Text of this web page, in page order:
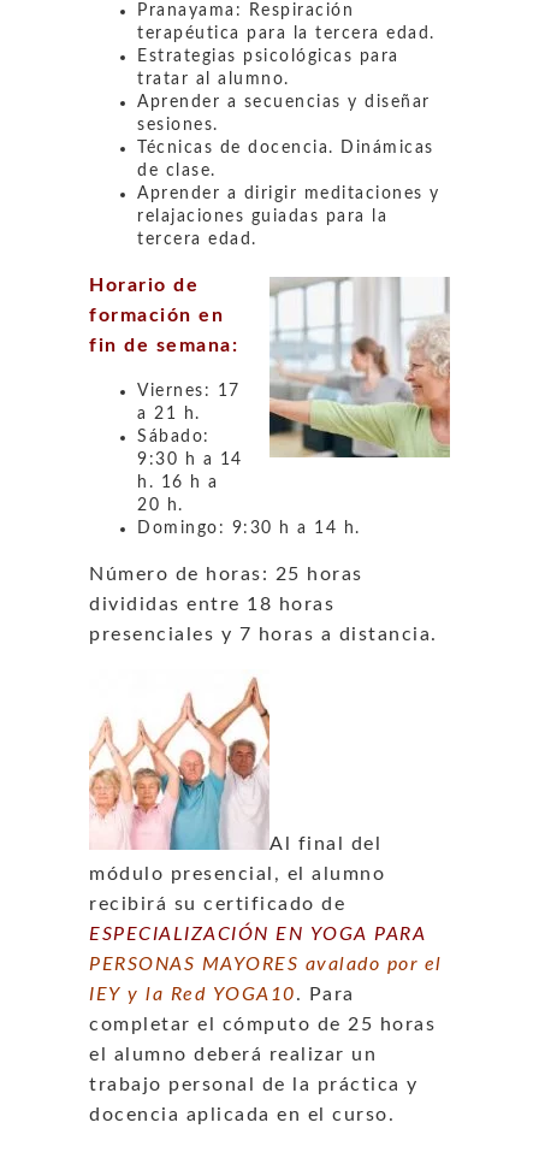
Pranayama: Respiración
terapéutica para la tercera edad.
Estrategias psicológicas para
tratar al alumno.
Aprender a secuencias y diseñar
sesiones.
Técnicas de docencia. Dinámicas
de clase.
Aprender a dirigir meditaciones y
relajaciones guiadas para la
tercera edad.
Horario de
formación en
fin de semana:
Viernes: 17
a 21 h.
Sábado:
9:30 h a 14
h. 16 h a
20 h.
Domingo: 9:30 h a 14 h.
Número de horas: 25 horas
divididas entre 18 horas
presenciales y 7 horas a distancia.
Al final del
módulo presencial, el alumno
recibirá su certificado de
ESPECIALIZACIÓN EN YOGA PARA
PERSONAS MAYORES avalado por el
IEY y la Red YOGA10. Para
completar el cómputo de 25 horas
el alumno deberá realizar un
trabajo personal de la práctica y
docencia aplicada en el curso.